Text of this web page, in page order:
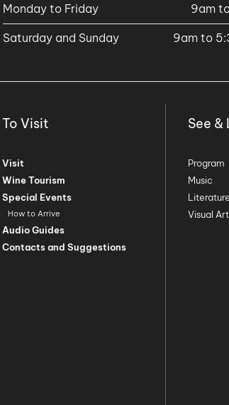
Monday to Friday 9am
Saturday and Sunday 9am to
To Visit
Visit
Wine Tourism
Special Events
How to Arrive
Audio Guides
Contacts and Suggestions
See &
Program
Music
Literature
Visual